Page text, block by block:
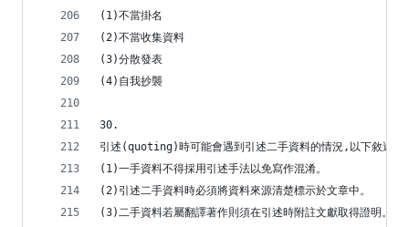
(1)不當掛名
(2)不當收集資料
(3)分散發表
(4)自我抄襲
30.
引述(quoting)時可能會遇到引述二手資料的情況,以下敘述何
(1)一手資料不得採用引述手法以免寫作混淆。
(2)引述二手資料時必須將資料來源清楚標示於文章中。
(3)二手資料若屬翻譯著作則須在引述時附註文獻取得證明。